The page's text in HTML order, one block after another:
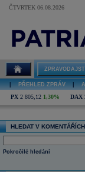
ČTVRTEK 06.08.2026
PŘEHLED ZPRÁV
PX 2 805,12 1,30% DAX
HLEDAT V KOMENTÁŘÍCH
Pokročilé hledání